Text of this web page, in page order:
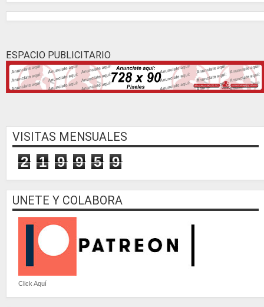
ESPACIO PUBLICITARIO
VISITAS MENSUALES
2 1 9 9 5 9
UNETE Y COLABORA
Click Aquí